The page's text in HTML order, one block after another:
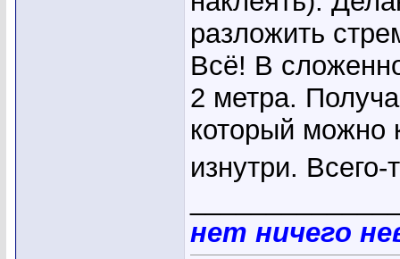
разложить
Всё! В
2 метра.
который можно
изнутри.
нет ничего